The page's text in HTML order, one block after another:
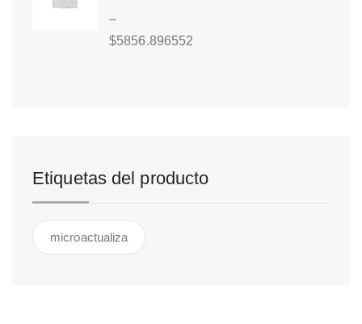
–
$5856.896552
Etiquetas del producto
microactualiza